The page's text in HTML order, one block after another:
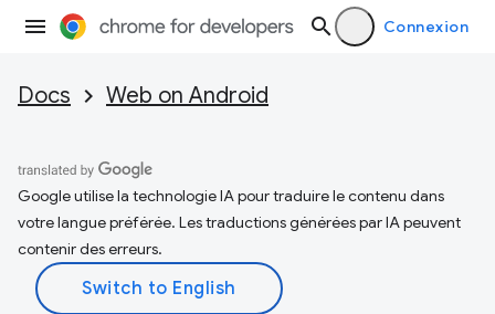
Connexion
Docs Web on Android
Google utilise la technologie IA pour traduire le contenu dans
votre langue préférée. Les traductions générées par IA peuvent
contenir des erreurs.